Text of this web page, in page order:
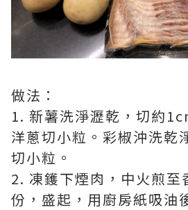
做法：
1. 新薯洗淨瀝乾，切約
洋蔥切小粒。彩椒沖洗乾
切小粒。
2. 凍鑊下煙肉，中火煎至
份，盛起，用廚房紙吸油